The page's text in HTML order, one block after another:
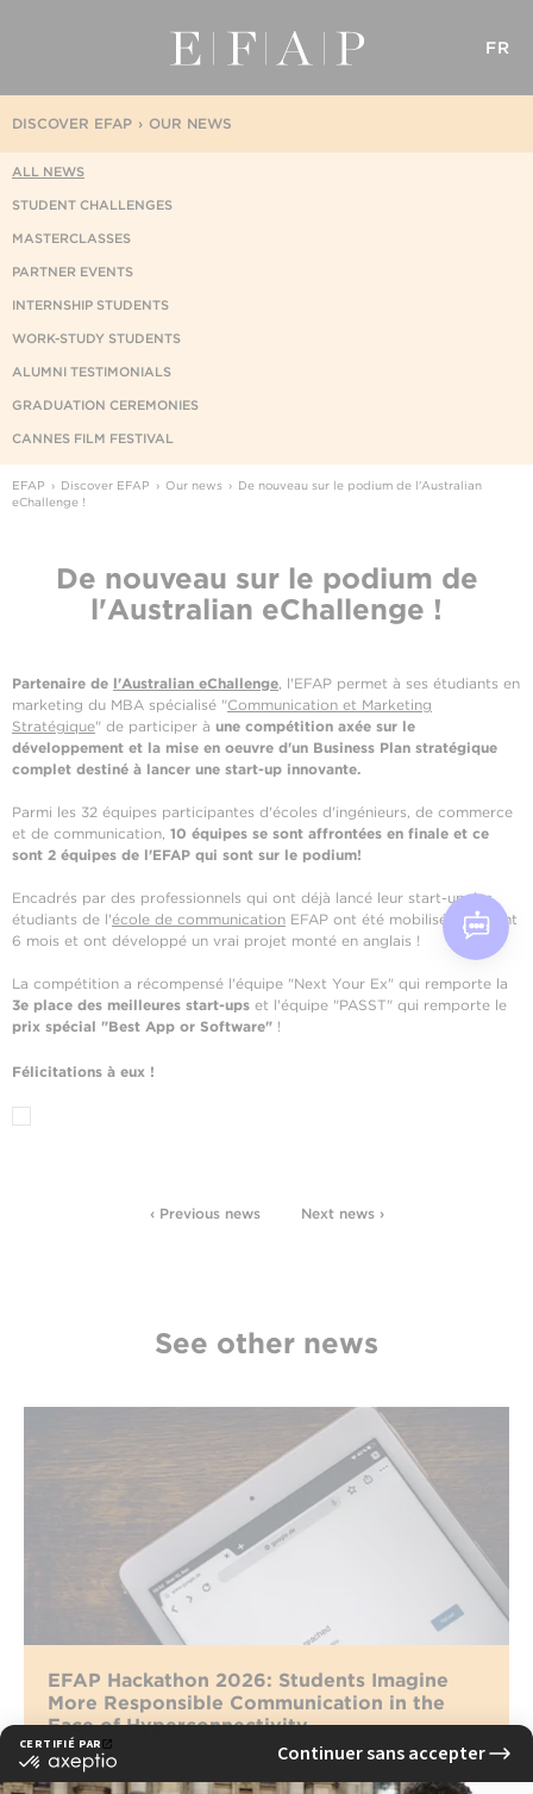
FR
OUR NEWS
DISCOVER EFAP
ALL NEWS
STUDENT CHALLENGES
MASTERCLASSES
PARTNER EVENTS
INTERNSHIP STUDENTS
WORK-STUDY STUDENTS
ALUMNI TESTIMONIALS
GRADUATION CEREMONIES
CANNES FILM FESTIVAL
EFAP Discover EFAP Our news
De nouveau sur le podium de l'Australian
eChallenge !
De nouveau sur le podium de
l'Australian eChallenge !
Partenaire de l'Australian eChallenge, l'EFAP permet à ses étudiants en
marketing du MBA spécialisé "Communication et Marketing
Stratégique" de participer à une compétition axée sur le
développement et la mise en oeuvre d'un Business Plan stratégique
complet destiné à lancer une start-up innovante.
Parmi les 32 équipes participantes d'écoles d'ingénieurs, de commerce
et de communication, 10 équipes se sont affrontées en finale et ce
sont 2 équipes de l'EFAP qui sont sur le podium!
Encadrés par des professionnels qui ont déjà lancé leur start-up, les
étudiants de l'école de communication EFAP ont été mobilisés pendant
6 mois et ont développé un vrai projet monté en anglais !
La compétition a récompensé l'équipe "Next Your Ex" qui remporte la
3e place des meilleures start-ups et l'équipe "PASST" qui remporte le
prix spécial "Best App or Software" !
Félicitations à eux !
‹ Previous news Next news ›
See other news
EFAP Hackathon 2026: Students Imagine
More Responsible Communication in the
Face of Hyperconnectivity
read more